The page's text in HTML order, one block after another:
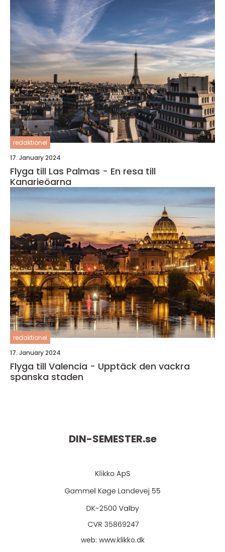
redaktionel
17. January 2024
Flyga till Las Palmas - En resa till
Kanarieöarna
redaktionel
17. January 2024
Flyga till Valencia - Upptäck den vackra
spanska staden
DIN-SEMESTER.se
web: www.klikko.dk